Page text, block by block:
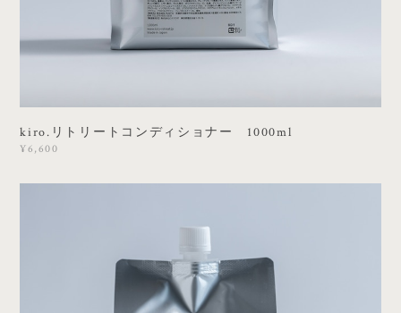
kiro.リトリートコンディショナー 1000ml
¥6,600